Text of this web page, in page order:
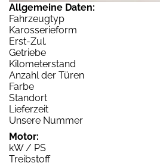
Allgemeine Daten:
Fahrzeugtyp
Karosserieform
Erst-Zul.
Getriebe
Kilometerstand
Anzahl der Türen
Farbe
Standort
Lieferzeit
Unsere Nummer
Motor:
kW / PS
Treibstoff